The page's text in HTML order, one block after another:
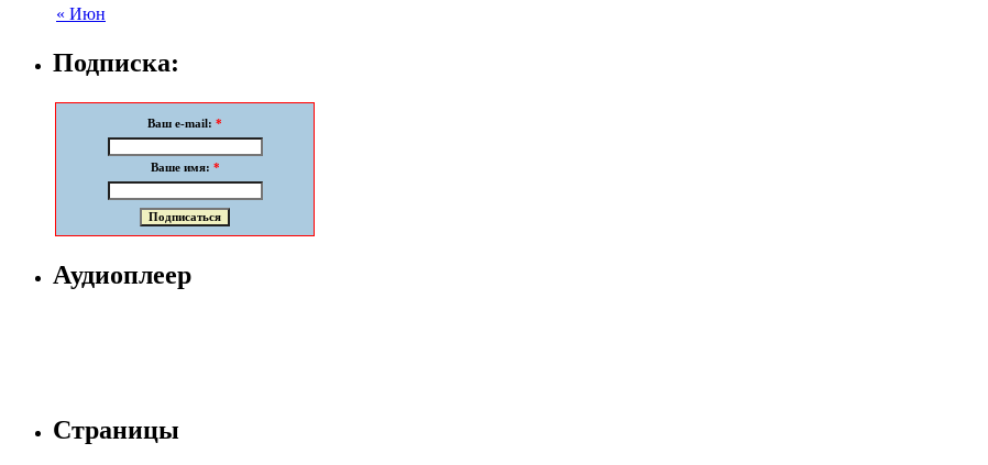
« Июн
Подписка:
Ваш e-mail: *
Ваше имя: *
Аудиоплеер
Страницы